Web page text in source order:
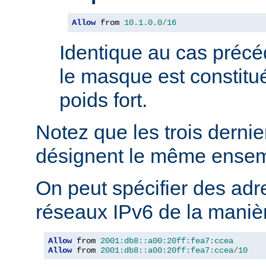
Allow from 10.1.0.0/16
Identique au cas
le masque est
poids fort.
Notez que les trois
désignent le même
On peut spécifier des
réseaux IPv6 de la
Allow from 2001:db8::a00:20ff:fea7:ccea
Allow from 2001:db8::a00:20ff:fea7:ccea/10